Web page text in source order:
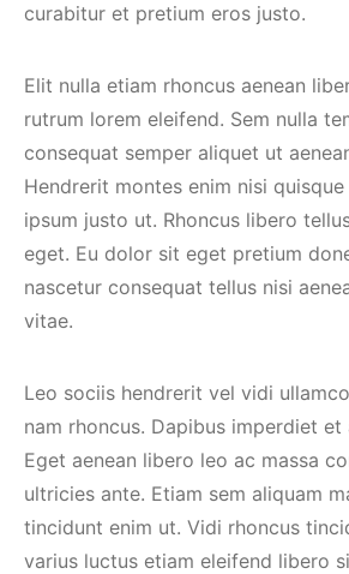
curabitur et pretium eros justo.
Elit nulla etiam rhoncus aenean
rutrum lorem eleifend. Sem nulla
consequat semper aliquet ut
Hendrerit montes enim nisi
ipsum justo ut. Rhoncus libero
eget. Eu dolor sit eget pretium
nascetur consequat tellus nisi
vitae.
Leo sociis hendrerit vel vidi
nam rhoncus. Dapibus imperdiet et
Eget aenean libero leo ac massa
ultricies ante. Etiam sem aliquam
tincidunt enim ut. Vidi rhoncus
varius luctus etiam eleifend libero